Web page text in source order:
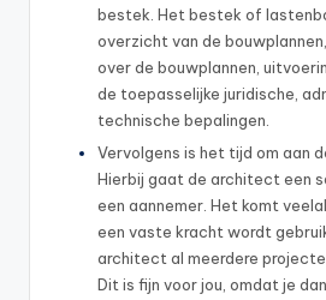
bestek. Het bestek of
overzicht van de
over de bouwplannen,
de toepasselijke juridische,
technische bepalingen.
Vervolgens is het tijd om aan
Hierbij gaat de architect een
een aannemer. Het komt
een vaste kracht wordt
architect al meerdere
Dit is fijn voor jou, omdat je